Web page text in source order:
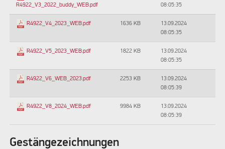
R4922_V3_2022_buddy_WEB.pdf
08:05:35
R4922_V4_2023_WEB.pdf 1636 KB
13.09.2024
08:05:35
R4922_V5_2023_WEB.pdf 1822 KB
13.09.2024
08:05:35
R4922_V6_WEB_2023.pdf 2253 KB
13.09.2024
08:05:39
R4922_V8_2024_WEB.pdf 9984 KB
13.09.2024
08:05:39
Gestängezeichnungen